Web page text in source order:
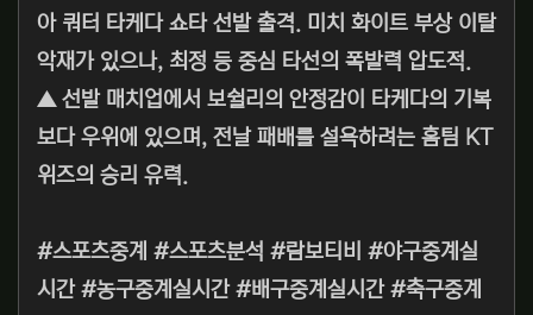
아 쿼터 타케다 쇼타 선발 출격. 미치 화이트 부상 이탈
악재가 있으나, 최정 등 중심 타선의 폭발력 압도적.
▲ 선발 매치업에서 보쉴리의 안정감이 타케다의 기복
보다 우위에 있으며, 전날 패배를 설욕하려는 홈팀 KT
위즈의 승리 유력.
#스포츠중계 #스포츠분석 #람보티비 #야구중계실
시간 #농구중계실시간 #배구중계실시간 #축구중계